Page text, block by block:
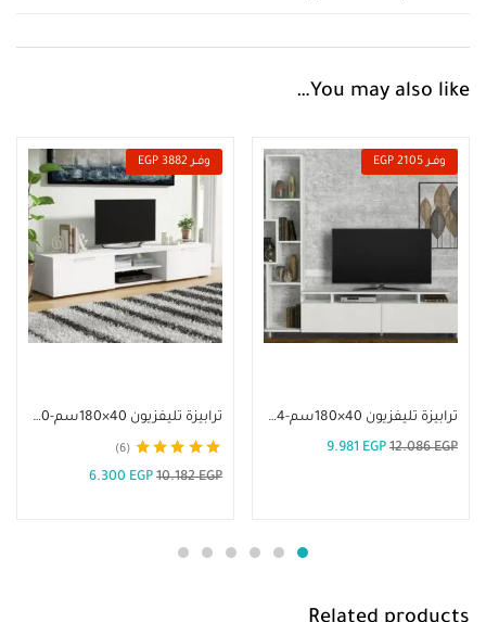
You may also like…
وفــر 2105 EGP
ترابيزة تليفزيون 40×180سم-TLV 14
12.086EGP
9.981 EGP
وفــر 3882 EGP
ترابيزة تليفزيون 40×180سم-TLV 20
تم التقييم 4.67
من 5
6
10.182EGP
6.300 EGP